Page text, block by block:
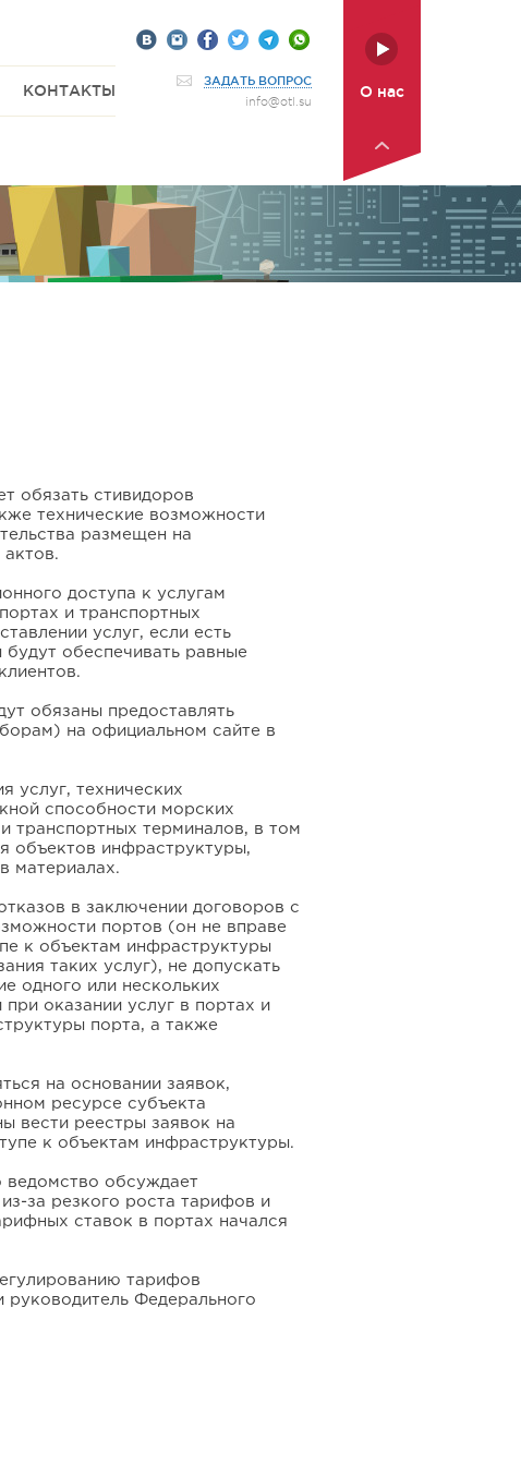
КОНТАКТЫ О нас
ЗАДАТЬ ВОПРОС
info@otl.su
обязать стивидоров
технические возможности
размещен на
доступа к услугам
и транспортных
услуг, если есть
обеспечивать равные
обязаны предоставлять
на официальном сайте в
услуг, технических
способности морских
транспортных терминалов, в том
объектов инфраструктуры,
материалах.
в заключении договоров с
портов (он не вправе
к объектам инфраструктуры
таких услуг), не допускать
одного или нескольких
оказании услуг в портах и
порта, а также
на основании заявок,
ресурсе субъекта
вести реестры заявок на
к объектам инфраструктуры.
обсуждает
за резкого роста тарифов и
ставок в портах начался
тарифов
Федерального